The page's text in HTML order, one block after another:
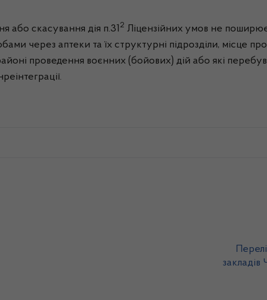
або скасування дія п.31 2 Ліцензійних умов не
через аптеки та їх структурні підрозділи, місце
проведення воєнних (бойових) дій або які